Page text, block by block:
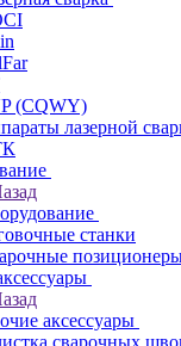
(CQWY)
лазерной
станки
аксессуары
сварочных